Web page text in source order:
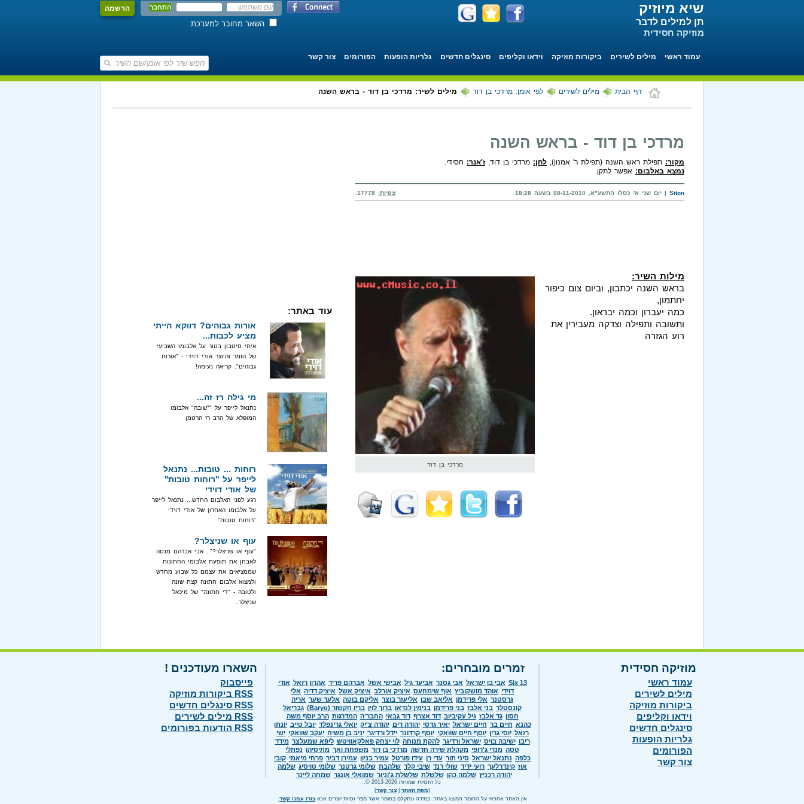
הרשמה
השאר מחובר למערכת
שיא מיוזיק
תן למילים לדבר
מוזיקה חסידית
עמוד ראשי מילים לשירים ביקורות מוזיקה וידאו וקליפים סינגלים חדשים גלריות הופעות הפורומים צור קשר
דף הבית מילים לשירים לפי אומן: מרדכי בן דוד מילים לשיר: מרדכי בן דוד - בראש השנה
מרדכי בן דוד - בראש השנה
מקור: תפילת ראש השנה (תפילת ר' אמנון), לחן: מרדכי בן דוד,ז'אנר: חסידי.
נמצא באלבום: אפשר לתקן.
Siton | יום שני א' כסלו התשע"א, 08-11-2010 בשעה 18:28 צפיות:
מרדכי בן דוד
מילות השיר:
בראש השנה יכתבון, וביום צום כיפור
יחתמון,
כמה יעברון וכמה יבראון.
ותשובה ותפילה וצדקה מעבירין את
רוע הגזרה
עוד באתר:
אורות גבוהים? דווקא הייתי
מציע לכבות...
איתי סיטבון בטור על אלבומו השביעי
של הזמר והיוצר אודי דוידי - "אורות
גבוהים". קריאה נעימה!
מי גילה רז זה...
נתנאל לייפר על ""שובה" אלבומו
המופלא של הרב רז הרטמן
רוחות ... טובות... נתנאל
לייפר על ''רוחות טובות''
של אודי דוידי
רגע לפני האלבום החדש... נתנאל לייפר
על אלבומו האחרון של אודי דוידי
"רוחות טובות"
עוף או שניצלר?
"עוף או שניצלר?".. אבי אברהם מנסה
לאבחן את תופעת אלבומי החתונות
שממציאים את עצמם כל שבוע מחדש
ולמצוא אלבום חתונה קצת שונה
ולטובה - "די חתונה" של מיכאל
שניצלר..
מוזיקה חסידית
עמוד ראשי
מילים לשירים
ביקורות מוזיקה
וידאו וקליפים
סינגלים חדשים
גלריות הופעות
הפורומים
צור קשר
זמרים מובחרים:
Six 13 אבי בן ישראל אבי גסנר אביעד גיל אבישי אשל אברהם פריד אהרון רזאל אודי
דוידי אוהד מושקוביץ אוף שימחעס איציק אורלב איציק אשל איציק דדיה אלי
גרסטנר אלי פרידמן אליאב שבו אליעזר בוצר אליקם בוטה אלעד שער אריה
קונסטלר בני אלבז בני פרידמן בנימין לנדאו ברוך לוין בריו חקשור (Baryo)
גבריאל
חסון גד אלבז גיל עקיביוב דוד אצרף דוד גבאי החבר'ה המדרגות הרב יוסף משה
כהנא חיים בר חיים ישראל יאיר גדסי יהודה דים יהודה צ'יק יואלי גרינפלד יובל טייב יונתן
רזאל יוסי גרין יוסף חיים שוואקי יוסף קרדונר יידל ורדיגר יניב בן משיח יעקב שוואקי ישי
ריבו ישיבה בויס ישראל ורדיגר להקת מנוחה לוי יצחק פאלקאוויטש ליפא שמעלצר מידד
טסה מנדי ג'רופי מקהלת שירה חדשה מרדכי בן דוד משפחת ואך מתיסיהו נפתלי
כלפה נתנאל ישראל סיני תור עדי רן עידו פורטל עמיר בניון עמירן דביר פרחי מיאמי קובי
אוז קינדרלעך רועי ידיד שולי רנד שיבי קלר שלהבת שלומי גרטנר שלומי טויסיג שלמה
יהודה רכניץ שלמה כהן שלשלת שלשלת ג'וניור שמואלי אונגר שמחה ליינר
השארו מעודכנים !
פייסבוק
RSS ביקורות מוזיקה
RSS סינגלים חדשים
RSS מילים לשירים
RSS הודעות בפורומים
כל הזכויות שמורות 2013-2026 ©.
(מפת האתר |צור קשר)
אין האתר אחראי על החומר המוצג באתר. במידה ונתקלם בחומר אשר מפר זכויות יוצרים אנאצורו עמנו קשר.